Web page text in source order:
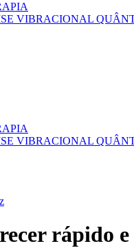
VIBRACIONAL
VIBRACIONAL
rápido